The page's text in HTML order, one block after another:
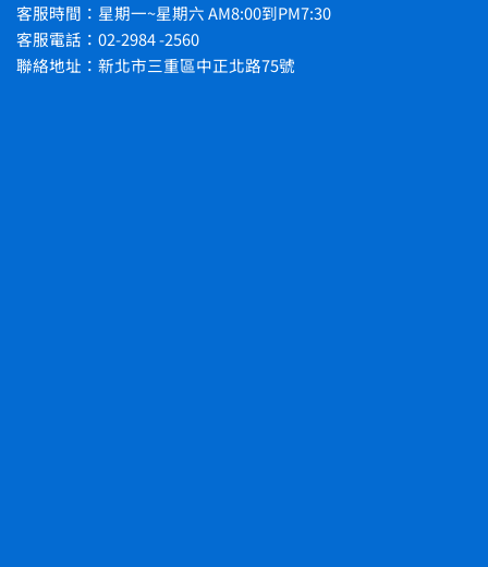
客服時間：星期一~星期六 AM8:00到PM7:30
客服電話：02-2984 -2560
聯絡地址：新北市三重區中正北路75號